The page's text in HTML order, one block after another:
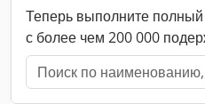
Теперь выполните
с более чем 200 000